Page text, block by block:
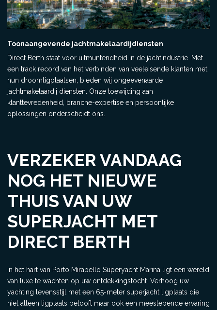
Toonaangevende jachtmakelaardijdiensten
Direct Berth staat voor uitmuntendheid in de jachtindustrie. Met
een track record van het verbinden van veeleisende klanten met
hun droomligplaatsen, bieden wij ongeëvenaarde
jachtmakelaardij diensten. Onze toewijding aan
klanttevredenheid, branche-expertise en persoonlijke
oplossingen onderscheidt ons.
VERZEKER VANDAAG
NOG HET NIEUWE
THUIS VAN UW
SUPERJACHT MET
DIRECT BERTH
In het hart van Porto Mirabello Superyacht Marina ligt een wereld
van luxe te wachten op uw ontdekkingstocht. Verhoog uw
yachting levensstijl met een 65-meter superjacht ligplaats die
niet alleen ligplaats belooft maar ook een meeslepende ervaring